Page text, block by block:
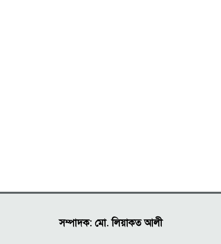
সম্পাদক: মো. লিয়াকত আলী